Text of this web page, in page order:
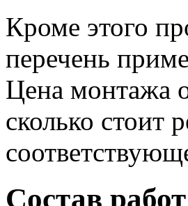
Кроме этого
перечень
Цена монтажа
сколько стоит
Состав работ